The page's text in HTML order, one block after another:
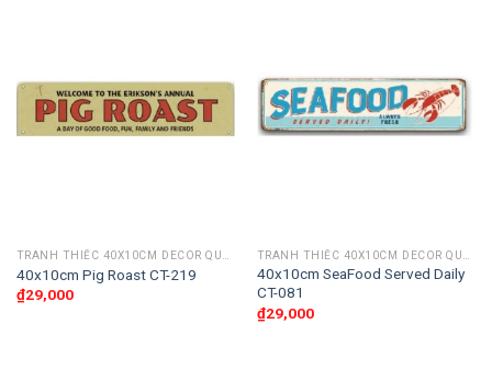
40x10cm Pig Roast CT-219
₫29,000
40x10cm SeaFood Served Daily
CT-081
₫29,000